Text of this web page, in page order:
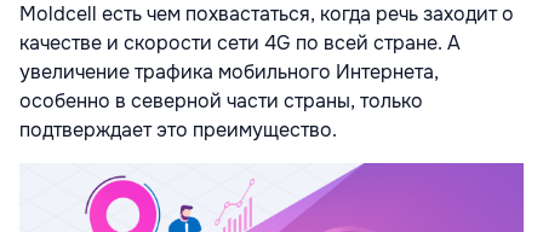
Moldcell есть чем похвастаться, когда речь заходит о
качестве и скорости сети 4G по всей стране. А
увеличение трафика мобильного Интернета,
особенно в северной части страны, только
подтверждает это преимущество.